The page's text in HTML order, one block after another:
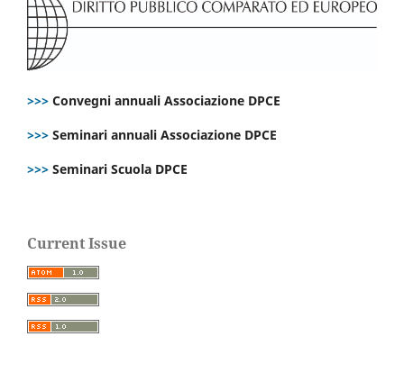
>>> Convegni annuali Associazione DPCE
>>> Seminari annuali Associazione DPCE
>>> Seminari Scuola DPCE
Current Issue